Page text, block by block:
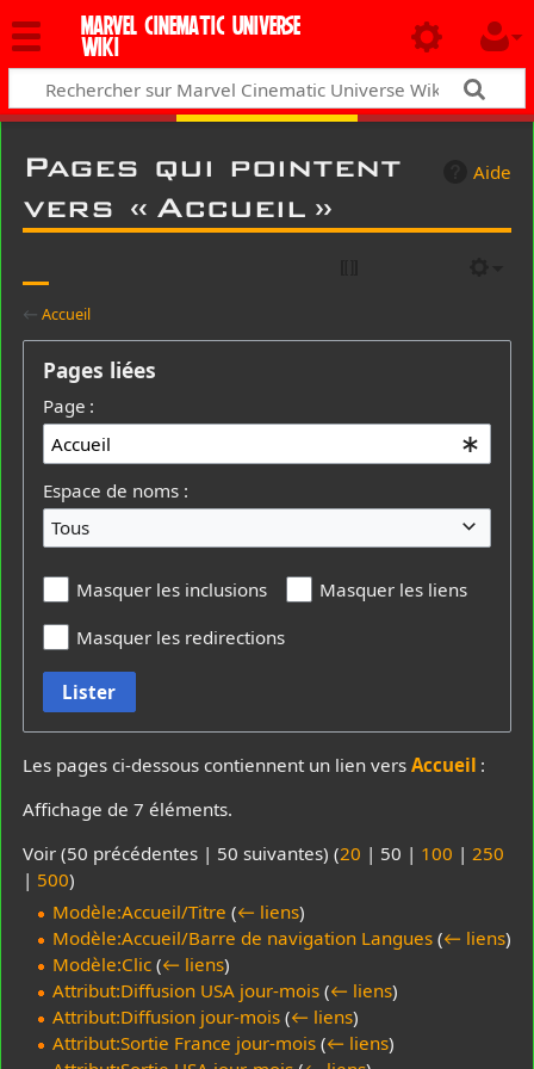
MARVEL CINEMATIC UNIVERSE
WIKI
Aide
Pages qui pointent
vers « Accueil »
←Accueil
Pages liées
Page :
Espace de noms :
Tous
Masquer les inclusions
Masquer les liens
Masquer les redirections
Lister
Les pages ci-dessous contiennent un lien versAccueil :
Affichage de 7 éléments.
Voir (50 précédentes | 50 suivantes) (20 | 50 | 100 |250
| 500)
Modèle:Accueil/Titre (← liens)
Modèle:Accueil/Barre de navigation Langues (← liens)
Modèle:Clic (← liens)
Attribut:Diffusion USA jour-mois (← liens)
Attribut:Diffusion jour-mois (← liens)
Attribut:Sortie France jour-mois (← liens)